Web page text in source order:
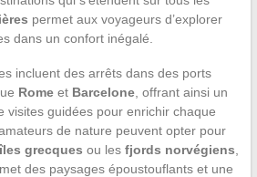
permet aux voyageurs d’explorer
dans un confort inégalé.
incluent des arrêts dans des ports
Romeet Barcelone, offrant ainsi un
visites guidées pour enrichir chaque
de nature peuvent opter pour
grecques ou les fjords norvégiens
des paysages époustouflants et une